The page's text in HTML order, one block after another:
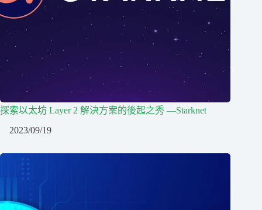
探索以太坊 Layer 2 解決方案的後起之秀 —Starknet
2023/09/19